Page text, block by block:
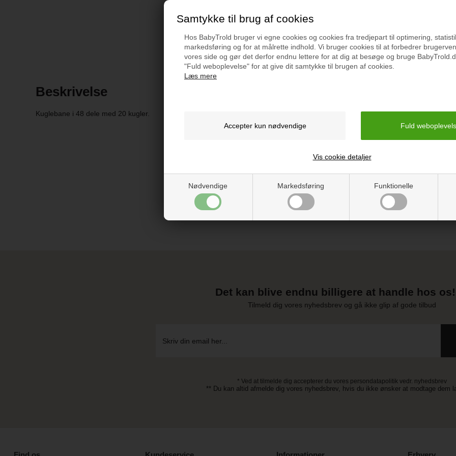
Samtykke til brug af cookies
Hos BabyTrold bruger vi egne cookies og cookies fra tredjepart til optimering,
markedsføring og for at målrette indhold. Vi bruger cookies til at forbedrer
vores side og gør det derfor endnu lettere for at dig at besøge og bruge
"Fuld weboplevelse" for at give dit samtykke til brugen af cookies.
Læs mere
Nødvendige Markedsføring Funktionelle
Vis cookie detaljer
Beskrivelse
Kuglebane i 48 dele med 20 kugler.
Det kan blive endnu billigere at handle hos
Tilmeld dig vores nyhedsbrev og gå ikke glip af gode tilbud
* Ved at tilmelde dig accepterer du vores persondatapolitik vedr. nyhedsbrev
** Du kan altid afmelde dig vores nyhedsbrev, hvis du ikke ønsker at modtage dem